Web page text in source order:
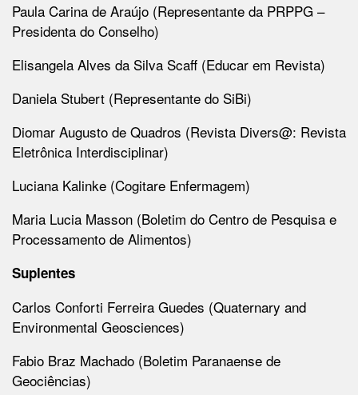
Paula Carina de Araújo (Representante da PRPPG –
Presidenta do Conselho)
Elisangela Alves da Silva Scaff (Educar em Revista)
Daniela Stubert (Representante do SiBi)
Diomar Augusto de Quadros (Revista Divers@: Revista
Eletrônica Interdisciplinar)
Luciana Kalinke (Cogitare Enfermagem)
Maria Lucia Masson (Boletim do Centro de Pesquisa e
Processamento de Alimentos)
Suplentes
Carlos Conforti Ferreira Guedes (Quaternary and
Environmental Geosciences)
Fabio Braz Machado (Boletim Paranaense de
Geociências)